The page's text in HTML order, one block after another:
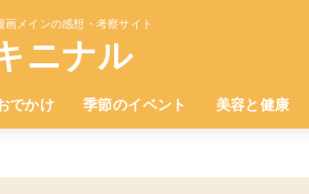
画メインの感想・考察サイト
ニナル
でかけ 季節のイベント 美容と健康